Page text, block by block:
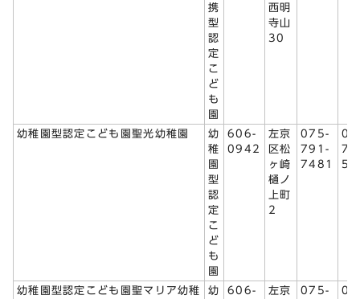
携
型
認
定
こ
ど
も
園
西明
寺山
30
幼稚園型認定こども園聖光幼稚園
幼
稚
園
型
認
定
こ
ど
も
園
606-
0942
左京
区松
ヶ崎
樋ノ
上町
2
075-
791-
7481
幼稚園型認定こども園聖マリア幼稚
幼
606-
左京
075-